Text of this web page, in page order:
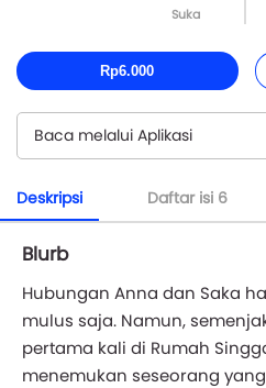
Suka
Rp6.000
Baca melalui Aplikasi
Deskripsi Daftar isi 6
Blurb
Hubungan Anna dan Saka
mulus saja. Namun,
pertama kali di Rumah
menemukan seseorang